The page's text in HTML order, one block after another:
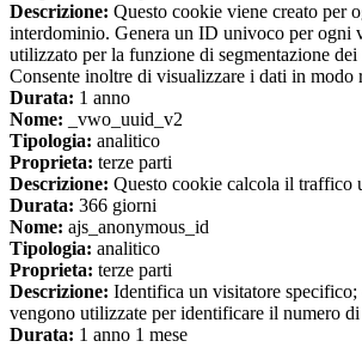
Descrizione: Questo cookie viene creato per
interdominio. Genera un ID univoco per ogni
utilizzato per la funzione di segmentazione
Consente inoltre di visualizzare i dati in modo
Durata: 1 anno
Nome: _vwo_uuid_v2
Tipologia: analitico
Proprieta: terze parti
Descrizione: Questo cookie calcola il traffico
Durata: 366 giorni
Nome: ajs_anonymous_id
Tipologia: analitico
Proprieta: terze parti
Descrizione: Identifica un visitatore
vengono utilizzate per identificare il numero
Durata: 1 anno 1 mese